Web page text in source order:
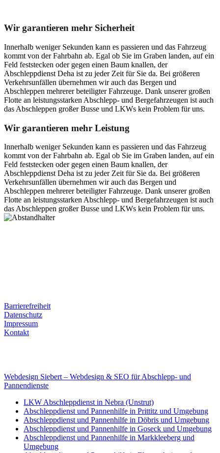
Wir garantieren mehr Sicherheit
Innerhalb weniger Sekunden kann es passieren und das Fahrzeug
kommt von der Fahrbahn ab. Egal ob Sie im Graben landen, auf ein
Feld feststecken oder gegen einen Baum knallen, der
Abschleppdienst Deha ist zu jeder Zeit für Sie da. Bei größeren
Verkehrsunfällen übernehmen wir auch das Bergen und
Abschleppen mehrerer beteiligter Fahrzeuge. Dank unserer großen
Flotte an leistungsstarken Abschlepp- und Bergefahrzeugen ist auch
das Abschleppen großer Busse und LKWs kein Problem für uns.
Wir garantieren mehr Leistung
Innerhalb weniger Sekunden kann es passieren und das Fahrzeug
kommt von der Fahrbahn ab. Egal ob Sie im Graben landen, auf ein
Feld feststecken oder gegen einen Baum knallen, der
Abschleppdienst Deha ist zu jeder Zeit für Sie da. Bei größeren
Verkehrsunfällen übernehmen wir auch das Bergen und
Abschleppen mehrerer beteiligter Fahrzeuge. Dank unserer großen
Flotte an leistungsstarken Abschlepp- und Bergefahrzeugen ist auch
das Abschleppen großer Busse und LKWs kein Problem für uns.
Barrierefreiheit
Datenschutz
Impressum
Kontakt
Webdesign Siebert – Webdesign & SEO für Abschlepp- und
Pannendienste
LKW Abschleppdienst in Nebra (Unstrut)
Abschleppdienst und Pannenhilfe in Prittitz und Umgebung
Abschleppdienst und Pannenhilfe in Döbris und Umgebung
Abschleppdienst und Pannenhilfe in Goseck und Umgebung
Abschleppdienst und Pannenhilfe in Markkleeberg und
Umgebung